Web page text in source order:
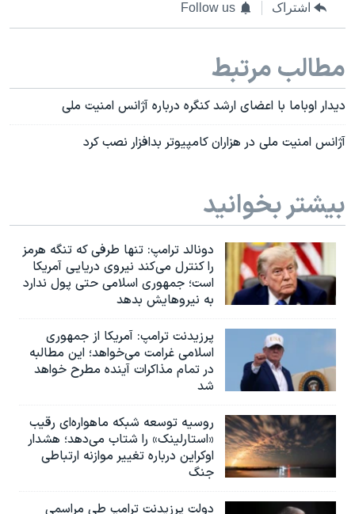
اشتراک Follow us
مطالب مرتبط
دیدار اوباما با اعضای ارشد کنگره درباره آژانس امنیت ملی
آژانس امنیت ملی در هزاران کامپیوتر بدافزار نصب کرد
بیشتر بخوانید
دونالد ترامپ: تنها طرفی که تنگه هرمز
را کنترل می‌کند نیروی دریایی آمریکا
است؛ جمهوری اسلامی حتی پول ندارد
به نیروهایش بدهد
پرزیدنت ترامپ: آمریکا از جمهوری
اسلامی غرامت می‌خواهد؛ این مطالبه
در تمام مذاکرات آینده مطرح خواهد
شد
روسیه توسعه شبکه ماهواره‌ای رقیب
«استارلینک» را شتاب می‌دهد؛ هشدار
اوکراین درباره تغییر موازنه ارتباطی
جنگ
دولت پرزیدنت ترامپ طی مراسمی